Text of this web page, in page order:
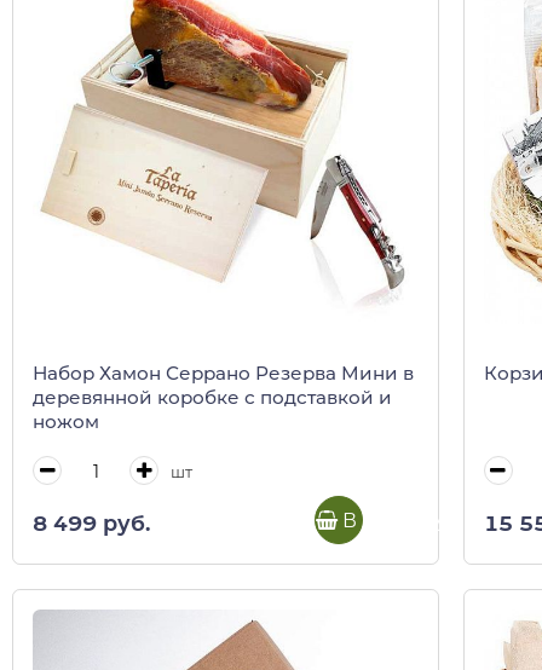
Набор Хамон Серрано Резерва Мини в
деревянной коробке с подставкой и
ножом
шт
8 499 руб. В корзину 15